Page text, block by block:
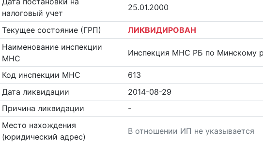
налоговый учет
25.01.2000
Текущее состояние (ГРП)
ЛИКВИДИРОВАН
Наименование инспекции
МНС
Инспекция МНС РБ по Минскому
Код инспекции МНС
613
Дата ликвидации
2014-08-29
Причина ликвидации
-
Место нахождения
(юридический адрес)
В отношении ИП не указывается